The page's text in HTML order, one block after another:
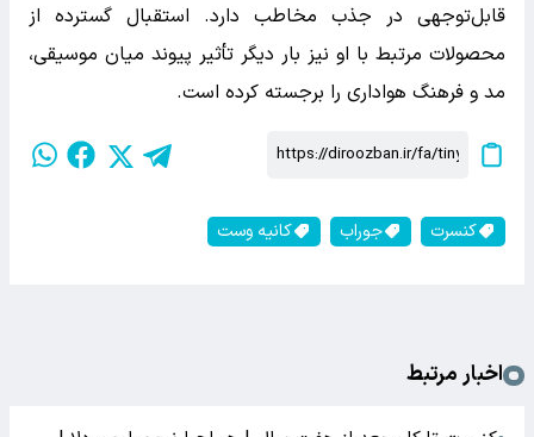
قابل‌توجهی در جذب مخاطب دارد. استقبال گسترده از
محصولات مرتبط با او نیز بار دیگر تأثیر پیوند میان موسیقی،
مد و فرهنگ هواداری را برجسته کرده است.
کنسرت جوراب کانیه وست
اخبار مرتبط